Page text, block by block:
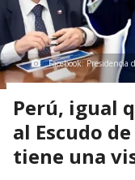
Facebook:
Perú, igual
al Escudo
tiene una